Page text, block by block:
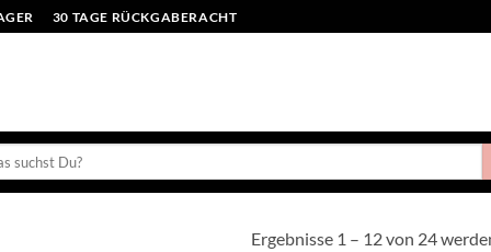
30 TAGE RÜCKGABERACHT
Ergebnisse 1 – 12 von 24